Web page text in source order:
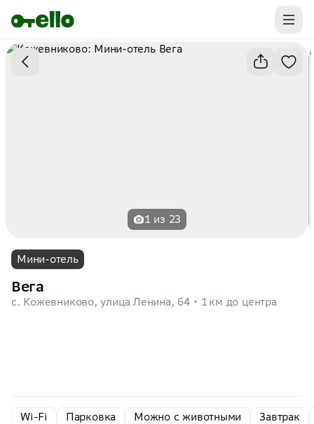
Промокоды на первую бронь уже ваши.
Забирайте выгоду
1 из 23
Мини-отель
Вега
с. Кожевниково, улица Ленина, 64 1 км до центра
Wi-Fi Парковка Можно с животными Завтрак